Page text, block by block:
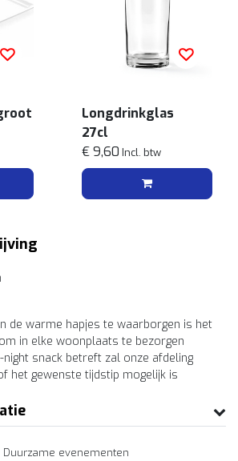
Longdrinkglas
27cl
€ 9,60 Incl. btw
de warme hapjes te waarborgen is het
in elke woonplaats te bezorgen
snack betreft zal onze afdeling
het gewenste tijdstip mogelijk is
Duurzame evenementen